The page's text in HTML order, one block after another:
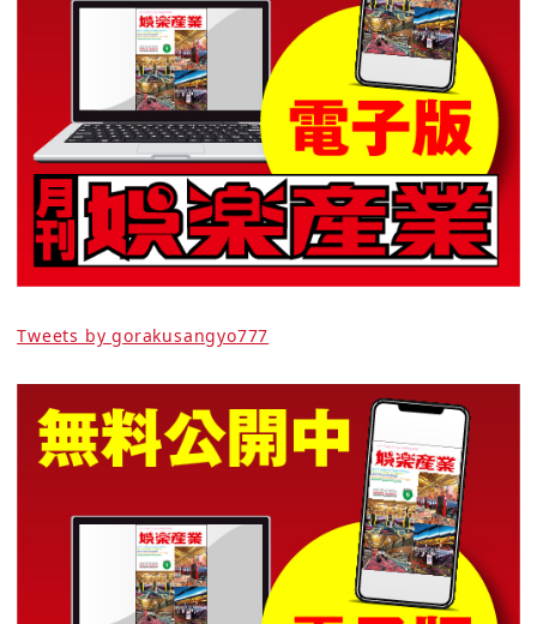
Tweets by gorakusangyo777